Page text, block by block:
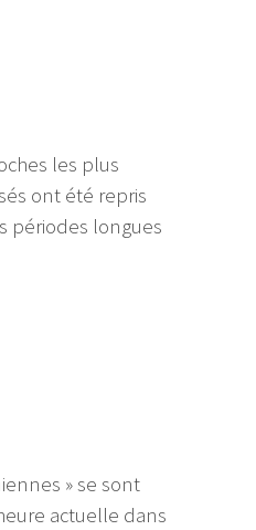
les plus
ont été repris
périodes longues
» se sont
actuelle dans